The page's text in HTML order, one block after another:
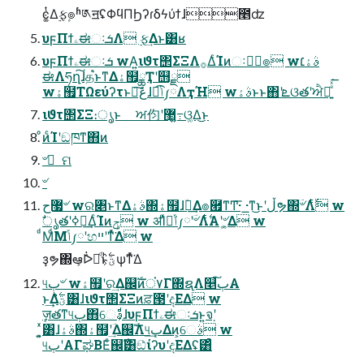
ͼ͚ͭΔ࣮ફٕ๏ʱ༁ॻʢΦϥΠϦʔɾδϟύϯɺ೥ʣ
υϝΠϯۦಈઃܭΛ ࣮ફ͢Δͱ͸ʁ
υϝΠϯۦಈઃܭ wΑ͍ιϑτ΢ΣΞΛ࡞ΔͨΊͷઃܭٕ๏ wࣄۀ׆
ಈΛཧղ͠ɺத֩ͱͳΔۀ຿ྖҬʹ஫ྗ
wۀ຿ΤΩεύʔτͱڠྗ͠ɺಉ͡ݴ༿ΛҭΉ wࣄۀͱͱ΋ʹܧଓతʹਐԽ͍ͤͯ͘͞
ιϑτ΢ΣΞ։ൃͱ ਅ伨ʹ޲͖߹͍ଓ͚Δ͜ͱ
ͦͷͨΊʹඞཁͳ΋ͷ
৺ ٕ ମ
৺
޷ح৺ wର৅ͱͳΔࣄۀ΍ۀ຿ɺؔ࿈͢Δ๏཯ͳͲ͞· ͟·ͳ͜ͱʹڵຯ΍ؔ৺Λ࣋ͭ w
ࣗൃతʹߦಈ͢ΔͨΊͷݯ w ॳΊͯฉ͘ݴ༿ʹؔ৺Λ࣋ͭΑ͏ʹ৺͕͚Δ w
ͩΜͩΜݴ༿ʹහײʹͳͬͯ͘Δ w
ҙຯ΍ఆ͕ٛᐆດͩͱؾ͕࣋ͪѱ͘ͳͬͯ͘Δ
୳ٻ৺ wۀ຿ʹର͢Δ஌ࣝͷਂ۷Γ΍ຊ࣭Λ௥ٻ͠Α͏
ͱ͢Δؾ࣋ͪ͸ɺιϑτ΢ΣΞͷਫ਼౓ʹදΕΔ w
ٕज़తͳ୳ٻ΋େࣄ͕ͩɺυϝΠϯۦಈઃܭͱ͍͏จ຺ʹ
͓͍ͯ͸ɺࣄۀ΍ۀ຿ʹؔ͢Δ஌ࣝΛ୳ٻ͢Δͷ͕େࣄ w
୳ٻʹΑΓಘΒΕͨ஌ࣝ͸ඞͣίʔυʹදΕΔʢ͸ͣ